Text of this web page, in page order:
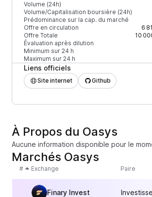
Volume (24h)
Volume/Capitalisation boursière (24h)
Prédominance sur la cap. du marché
Offre en circulation
6
Offre Totale
10
Évaluation après dilution
Minimum sur 24 h
Maximum sur 24 h
Liens officiels
Site internet Github
À Propos du Oasys
Aucune information disponible pour le
Marchés Oasys
# Exchange Paire
Finary Invest